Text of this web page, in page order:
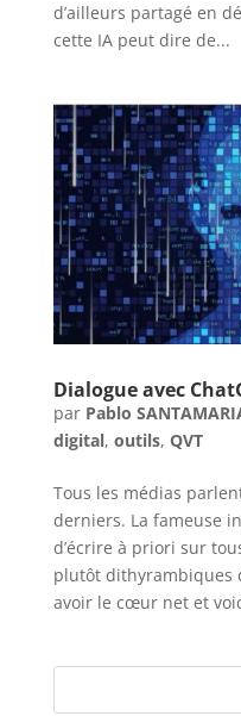
d’ailleurs partagé en
cette IA peut dire de...
Dialogue avec
par Pablo
digital, outils, QVT
Tous les médias
derniers. La fameuse
d’écrire à priori sur
plutôt dithyrambiques
avoir le cœur net et